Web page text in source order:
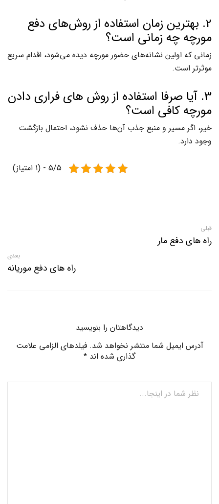
2. بهترین زمان استفاده از روش‌های دفع
مورچه چه زمانی است؟
زمانی که اولین نشانه‌های حضور مورچه دیده می‌شود، اقدام سریع
موثرتر است.
3. آیا صرفا استفاده از روش های فراری دادن
مورچه‌ کافی است؟
خیر، اگر مسیر و منبع جذب آن‌ها حذف نشود، احتمال بازگشت
وجود دارد.
5/5 - (1 امتیاز)
قبلی
راه های دفع مار
بعدی
راه های دفع موریانه
دیدگاهتان را بنویسید
آدرس ایمیل شما منتشر نخواهد شد. فیلدهای الزامی علامت
گذاری شده اند *